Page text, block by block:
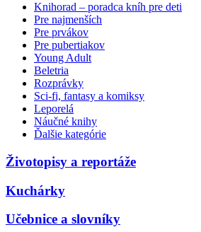
Knihorad – poradca kníh pre deti
Pre najmenších
Pre prvákov
Pre pubertiakov
Young Adult
Beletria
Rozprávky
Sci-fi, fantasy a komiksy
Leporelá
Náučné knihy
Ďalšie kategórie
Životopisy a reportáže
Kuchárky
Učebnice a slovníky